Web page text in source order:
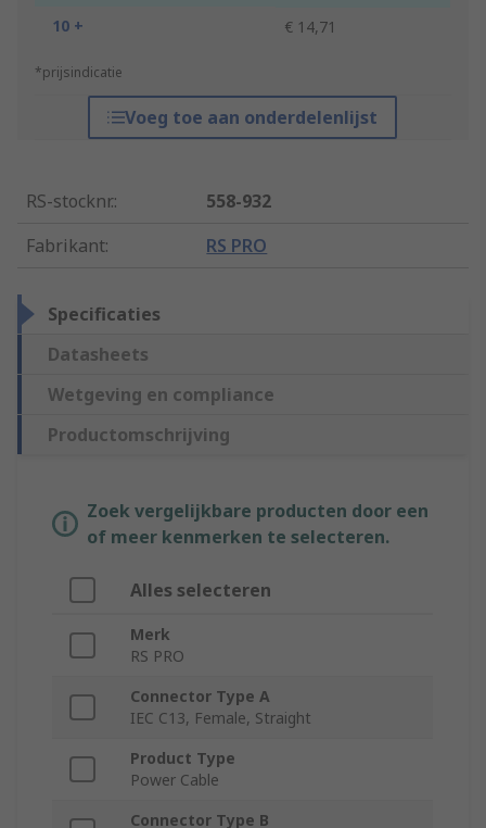
10 +
€ 14,71
*prijsindicatie
Voeg toe aan onderdelenlijst
RS-stocknr.:
558-932
Fabrikant: RS PRO
Specificaties
Datasheets
Wetgeving en compliance
Productomschrijving
Zoek vergelijkbare producten door een
of meer kenmerken te selecteren.
Alles selecteren
Merk
RS PRO
Connector Type A
IEC C13, Female, Straight
Product Type
Power Cable
Connector Type B